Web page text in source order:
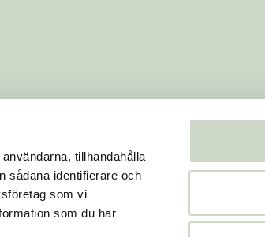
tillhandahålla
sådana identifierare och
som vi
som du har